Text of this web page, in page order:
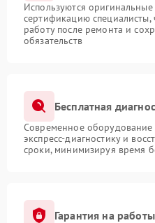
Используются
сертификацию специалисты,
работу после ремонта и
обязательств
Бесплатная
Современное оборудование
экспресс-диагностику и
сроки, минимизируя время
Гарантия на